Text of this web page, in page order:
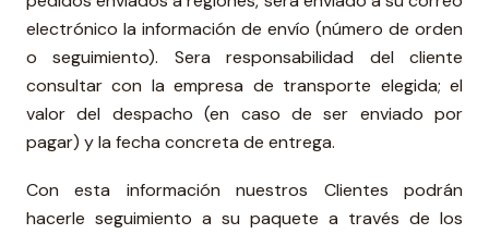
electrónico la información de envío (número de orden
o seguimiento). Sera responsabilidad del cliente
consultar con la empresa de transporte elegida; el
valor del despacho (en caso de ser enviado por
pagar) y la fecha concreta de entrega.
Con esta información nuestros Clientes podrán
hacerle seguimiento a su paquete a través de los